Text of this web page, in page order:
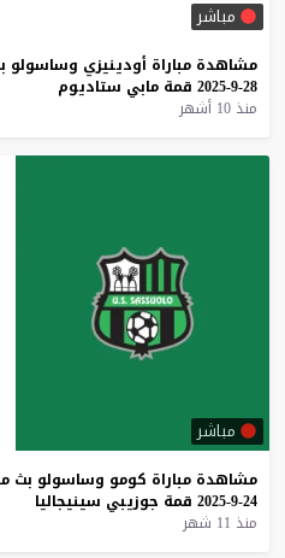
مباشر
مشاهدة مباراة أودينيزي وساسولو
28-9-2025
قمة مابي ستاديوم
منذ 10 أشهر
مباشر
مشاهدة مباراة كومو وساسولو بث
24-9-2025
قمة جوزيبي سينيجاليا
منذ 11 شهر